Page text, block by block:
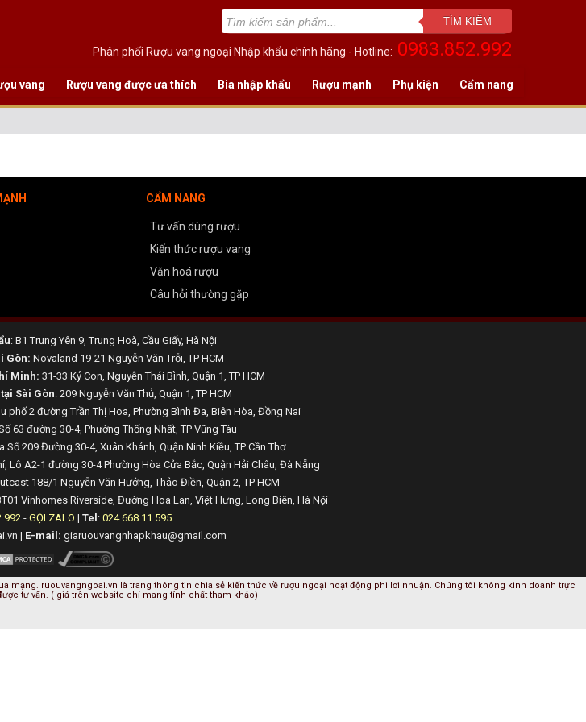
TÌM KIẾM
Phân phối Rượu vang ngoại Nhập khẩu chính hãng - Hotline: 0983.852.992
vang Rượu vang được ưa thích Bia nhập khẩu Rượu mạnh Phụ kiện Cẩm nang
CẨM NANG
Tư vấn dùng rượu
Kiến thức rượu vang
Văn hoá rượu
Câu hỏi thường gặp
: B1 Trung Yên 9, Trung Hoà, Cầu Giấy, Hà Nội
Gòn: Novaland 19-21 Nguyễn Văn Trỗi, TP HCM
Minh: 31-33 Ký Con, Nguyễn Thái Bình, Quận 1, TP HCM
Sài Gòn: 209 Nguyễn Văn Thủ, Quận 1, TP HCM
phố 2 đường Trần Thị Hoa, Phường Bình Đa, Biên Hòa, Đồng Nai
63 đường 30-4, Phường Thống Nhất, TP Vũng Tàu
Số 209 Đường 30-4, Xuân Khánh, Quận Ninh Kiều, TP Cần Thơ
Lô A2-1 đường 30-4 Phường Hòa Cửa Bắc, Quận Hải Châu, Đà Nẵng
188/1 Nguyễn Văn Hưởng, Thảo Điền, Quận 2, TP HCM
Vinhomes Riverside, Đường Hoa Lan, Việt Hưng, Long Biên, Hà Nội
- GỌI ZALO | Tel : 024.668.11.595
| E-mail: giaruouvangnhapkhau@gmail.com
mạng. ruouvangngoai.vn là trang thông tin chia sẻ kiến thức về rượu ngoại hoạt động phi lơi nhuận. Chúng tôi không kinh doanh trực
tư vấn. ( giá trên website chỉ mang tính chất tham khảo)